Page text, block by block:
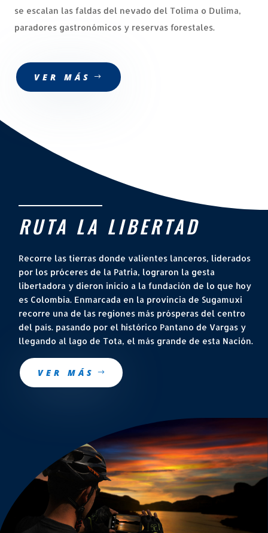
se escalan las faldas del nevado del Tolima o Dulima,
paradores gastronómicos y reservas forestales.
VER MÁS
RUTA LA LIBERTAD
Recorre las tierras donde valientes lanceros, liderados
por los próceres de la Patria, lograron la gesta
libertadora y dieron inicio a la fundación de lo que hoy
es Colombia. Enmarcada en la provincia de Sugamuxi
recorre una de las regiones más prósperas del centro
del país. pasando por el histórico Pantano de Vargas y
llegando al lago de Tota, el más grande de esta Nación.
VER MÁS